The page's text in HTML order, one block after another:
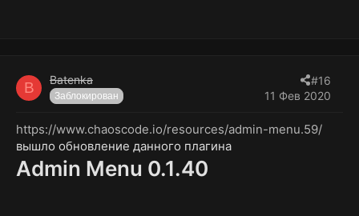
B Batenka
Заблокирован 11 Фев 2020
#16
https://www.chaoscode.io/resources/admin-menu.59/
вышло обновление данного плагина
Admin Menu 0.1.40